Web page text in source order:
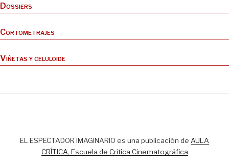
Dossiers
Cortometrajes
Viñetas y celuloide
EL ESPECTADOR IMAGINARIO es una publicación de AULA
CRÍTICA, Escuela de Crítica Cinematográfica